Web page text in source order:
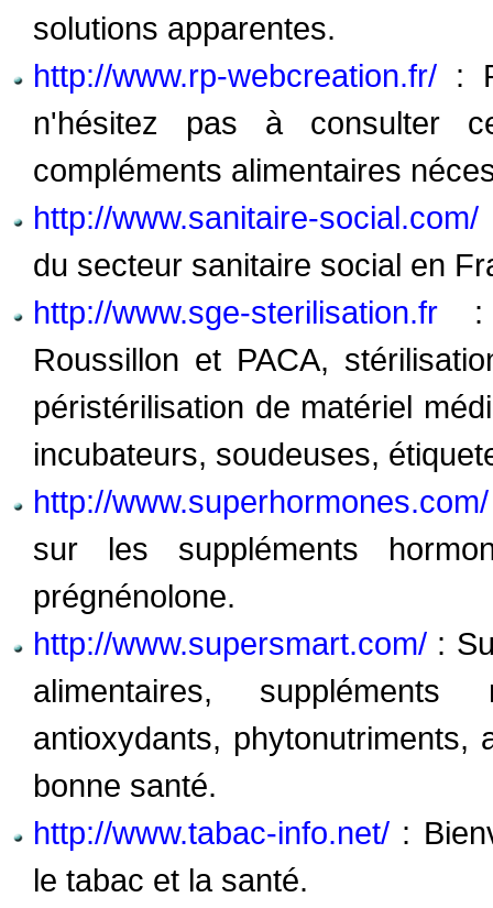
solutions apparentes.
http://www.rp-webcreation.fr/ :
n'hésitez pas à consulter
compléments alimentaires
http://www.sanitaire-social.com/
du secteur sanitaire social en
http://www.sge-sterilisation.fr :
Roussillon et PACA,
péristérilisation de matériel
incubateurs, soudeuses,
http://www.superhormones.com/
sur les suppléments
prégnénolone.
http://www.supersmart.com/ :
alimentaires, suppléments
antioxydants,
bonne santé.
http://www.tabac-info.net/ :
le tabac et la santé.